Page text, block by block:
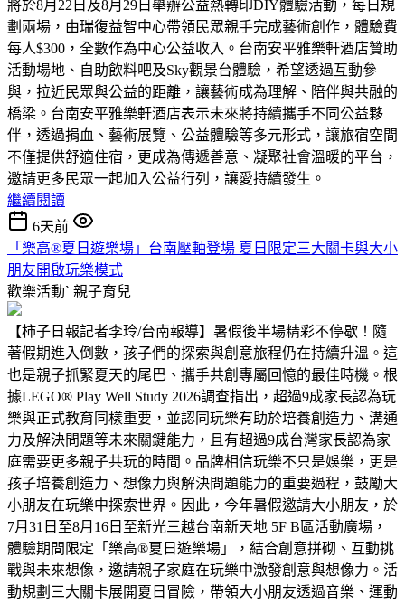
將於8月22日及8月29日舉辦公益熱轉印DIY體驗活動，每日規
劃兩場，由瑞復益智中心帶領民眾親手完成藝術創作，體驗費
每人$300，全數作為中心公益收入。台南安平雅樂軒酒店贊助
活動場地、自助飲料吧及Sky觀景台體驗，希望透過互動參
與，拉近民眾與公益的距離，讓藝術成為理解、陪伴與共融的
橋梁。台南安平雅樂軒酒店表示未來將持續攜手不同公益夥
伴，透過捐血、藝術展覽、公益體驗等多元形式，讓旅宿空間
不僅提供舒適住宿，更成為傳遞善意、凝聚社會溫暖的平台，
邀請更多民眾一起加入公益行列，讓愛持續發生。
繼續閱讀
6天前
「樂高®夏日遊樂場」台南壓軸登場 夏日限定三大關卡與大小
朋友開啟玩樂模式
歡樂活動ˋ 親子育兒
【柿子日報記者李玲/台南報導】暑假後半場精彩不停歇！隨
著假期進入倒數，孩子們的探索與創意旅程仍在持續升溫。這
也是親子抓緊夏天的尾巴、攜手共創專屬回憶的最佳時機。根
據LEGO® Play Well Study 2026調查指出，超過9成家長認為玩
樂與正式教育同樣重要，並認同玩樂有助於培養創造力、溝通
力及解決問題等未來關鍵能力，且有超過9成台灣家長認為家
庭需要更多親子共玩的時間。品牌相信玩樂不只是娛樂，更是
孩子培養創造力、想像力與解決問題能力的重要過程，鼓勵大
小朋友在玩樂中探索世界。因此，今年暑假邀請大小朋友，於
7月31日至8月16日至新光三越台南新天地 5F B區活動廣場，
體驗期間限定「樂高®夏日遊樂場」，結合創意拼砌、互動挑
戰與未來想像，邀請親子家庭在玩樂中激發創意與想像力。活
動規劃三大關卡展開夏日冒險，帶領大小朋友透過音樂、運動